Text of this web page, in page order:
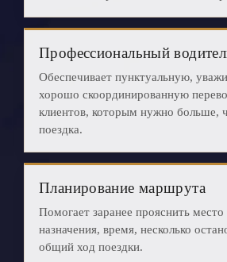
Профессиональный
Обеспечивает пунктуальную,
хорошо скоординированную
клиентов, которым нужно больше,
поездка.
Планирование маршрута
Помогает заранее прояснить
назначения, время, несколько
общий ход поездки.